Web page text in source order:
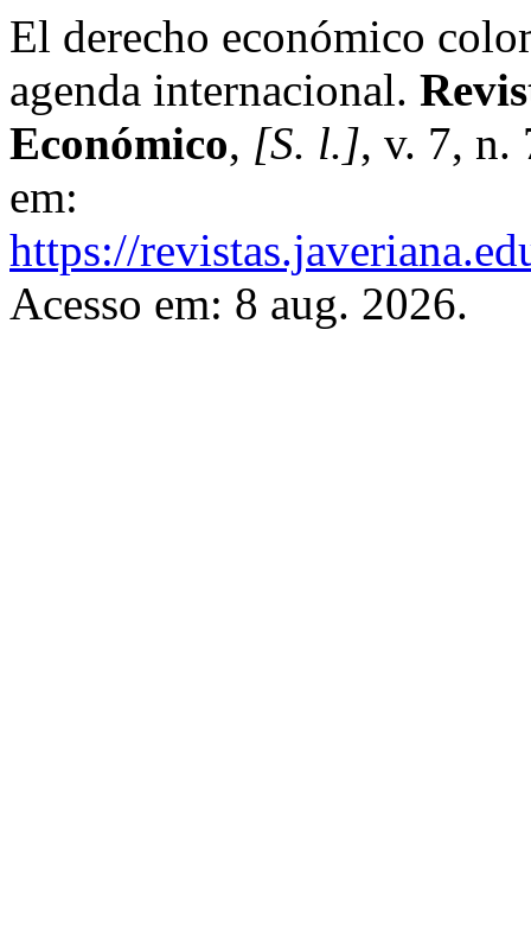
El derecho económico
agenda internacional.
Económico, [S. l.], v. 7, n.
em:
https://
Acesso em: 8 aug. 2026.